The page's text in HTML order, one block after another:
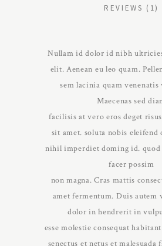
REVIEWS (1)
Nullam id dolor id nibh
elit. Aenean eu leo quam.
sem lacinia quam
Maecenas sed
facilisis at vero eros deget
sit amet. soluta nobis eleifend
nihil imperdiet doming id. quod
facer possim
non magna. Cras mattis
amet fermentum. Duis autem
dolor in hendrerit in
esse molestie consequat
senectus et netus et malesuada